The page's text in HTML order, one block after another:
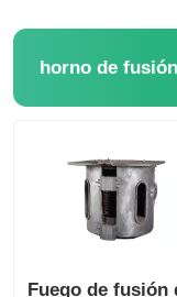
VR Show
Sobre nosotros
horno de
Fuego de fusión